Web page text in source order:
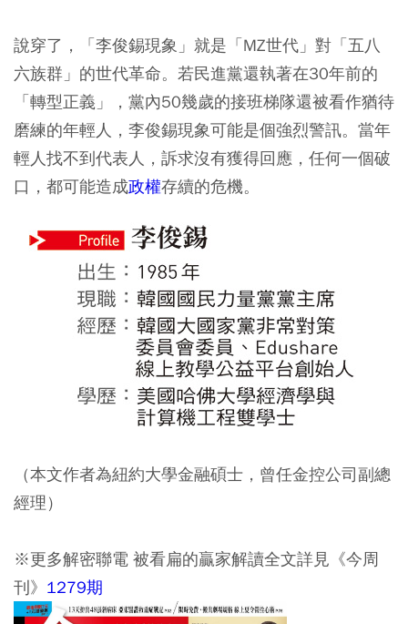
說穿了，「李俊錫現象」就是「MZ世代」對「五八
六族群」的世代革命。若民進黨還執著在30年前的
「轉型正義」，黨內50幾歲的接班梯隊還被看作猶待
磨練的年輕人，李俊錫現象可能是個強烈警訊。當年
輕人找不到代表人，訴求沒有獲得回應，任何一個破
口，都可能造成政權存續的危機。
（本文作者為紐約大學金融碩士，曾任金控公司副總
經理）
※更多解密聯電 被看扁的贏家解讀全文詳見《今周
刊》 1279期